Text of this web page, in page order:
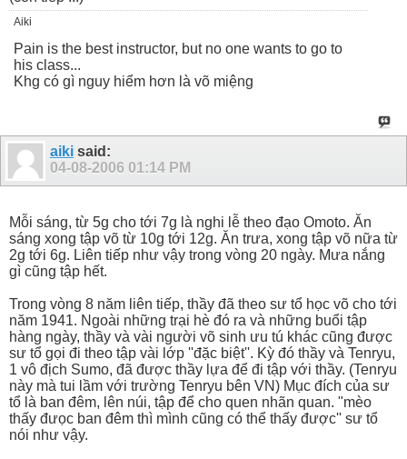
Aiki
Pain is the best instructor, but no one wants to go to
his class...
Khg có gì nguy hiểm hơn là võ miệng
aiki said:
04-08-2006 01:14 PM
Mỗi sáng, từ 5g cho tới 7g là nghi lễ theo đạo Omoto. Ăn
sáng xong tập võ từ 10g tới 12g. Ăn trưa, xong tập võ nữa từ
2g tới 6g. Liên tiếp như vậy trong vòng 20 ngày. Mưa nắng
gì cũng tập hết.
Trong vòng 8 năm liên tiếp, thầy đã theo sư tổ học võ cho tới
năm 1941. Ngoài những trại hè đó ra và những buổi tập
hàng ngày, thầy và vài người võ sinh ưu tú khác cũng được
sư tổ gọi đi theo tập vài lớp ''đặc biệt''. Kỳ đó thầy và Tenryu,
1 vô địch Sumo, đã được thầy lựa để đi tập với thầy. (Tenryu
này mà tui lầm với trường Tenryu bên VN) Mục đích của sư
tổ là ban đêm, lên núi, tập để cho quen nhãn quan. "mèo
thấy đưọc ban đêm thì mình cũng có thể thấy được'' sư tổ
nói như vậy.